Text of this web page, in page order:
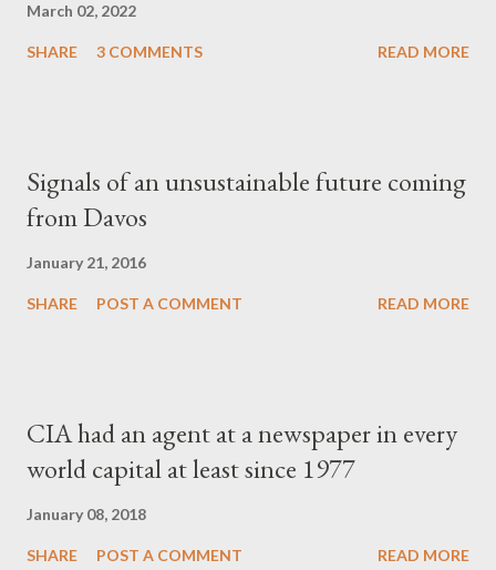
March 02, 2022
SHARE 3 COMMENTS READ MORE
Signals of an unsustainable future coming
from Davos
January 21, 2016
SHARE POST A COMMENT READ MORE
CIA had an agent at a newspaper in every
world capital at least since 1977
January 08, 2018
SHARE POST A COMMENT READ MORE